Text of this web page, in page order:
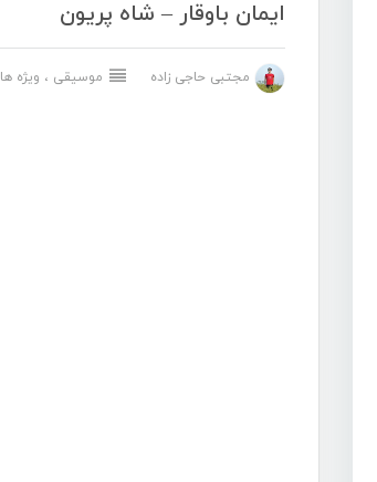
ایمان باوقار – شاه پریون
مجتبی حاجی زاده موسیقی ، ویژه ها